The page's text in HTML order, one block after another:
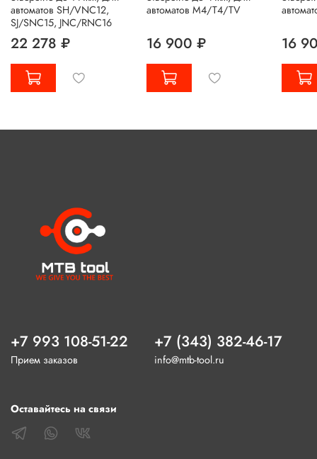
автоматов SH/VNC12,
SJ/SNC15, JNC/RNC16
22 278 ₽
автоматов M4/T4/TV
16 900 ₽ 16
+7 993 108-51-22
Прием заказов
+7 (343) 382-46-17
info@mtb-tool.ru
Оставайтесь на связи